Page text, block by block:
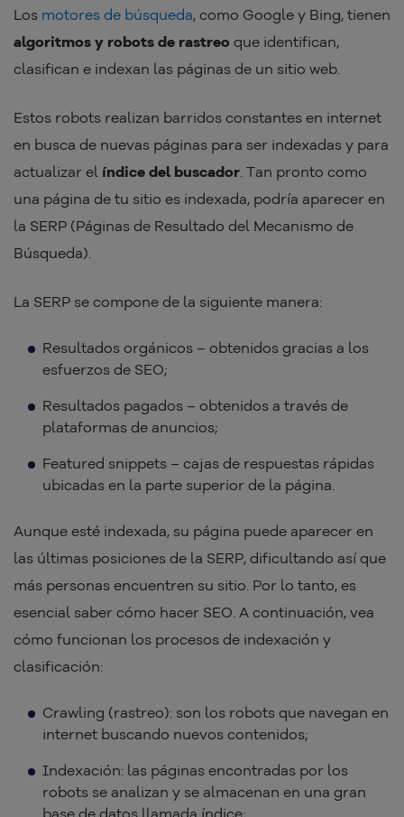
Los motores de búsqueda, como Google y Bing, tienen
algoritmos y robots de rastreo que identifican,
clasifican e indexan las páginas de un sitio web.
Estos robots realizan barridos constantes en internet
en busca de nuevas páginas para ser indexadas y para
actualizar el índice del buscador. Tan pronto como
una página de tu sitio es indexada, podría aparecer en
la SERP (Páginas de Resultado del Mecanismo de
Búsqueda).
La SERP se compone de la siguiente manera:
Resultados orgánicos – obtenidos gracias a los
esfuerzos de SEO;
Resultados pagados – obtenidos a través de
plataformas de anuncios;
Featured snippets – cajas de respuestas rápidas
ubicadas en la parte superior de la página.
Aunque esté indexada, su página puede aparecer en
las últimas posiciones de la SERP, dificultando así que
más personas encuentren su sitio. Por lo tanto, es
esencial saber cómo hacer SEO. A continuación, vea
cómo funcionan los procesos de indexación y
clasificación:
Crawling (rastreo): son los robots que navegan en
internet buscando nuevos contenidos;
Indexación: las páginas encontradas por los
robots se analizan y se almacenan en una gran